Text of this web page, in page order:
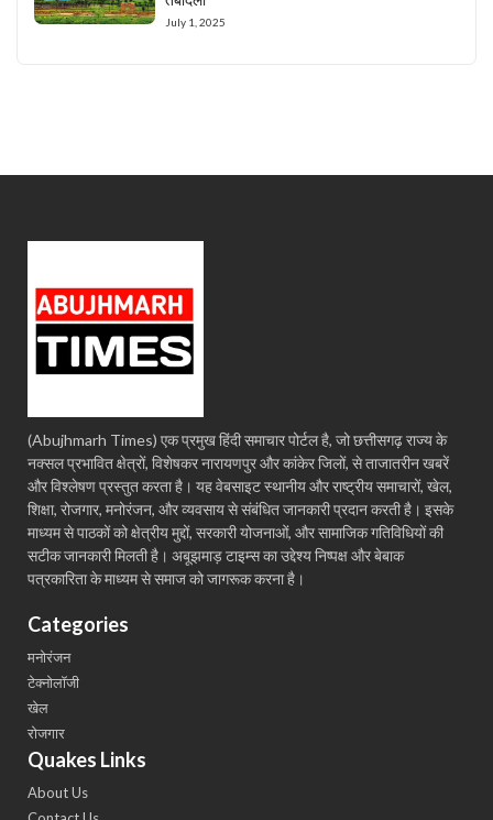
July 1, 2025
(Abujhmarh Times) एक प्रमुख हिंदी समाचार पोर्टल है, जो छत्तीसगढ़ राज्य के
नक्सल प्रभावित क्षेत्रों, विशेषकर नारायणपुर और कांकेर जिलों, से ताजातरीन खबरें
और विश्लेषण प्रस्तुत करता है। यह वेबसाइट स्थानीय और राष्ट्रीय समाचारों, खेल,
शिक्षा, रोजगार, मनोरंजन, और व्यवसाय से संबंधित जानकारी प्रदान करती है। इसके
माध्यम से पाठकों को क्षेत्रीय मुद्दों, सरकारी योजनाओं, और सामाजिक गतिविधियों की
सटीक जानकारी मिलती है। अबूझमाड़ टाइम्स का उद्देश्य निष्पक्ष और बेबाक
पत्रकारिता के माध्यम से समाज को जागरूक करना है।
Categories
मनोरंजन
टेक्नोलॉजी
खेल
रोजगार
Quakes Links
About Us